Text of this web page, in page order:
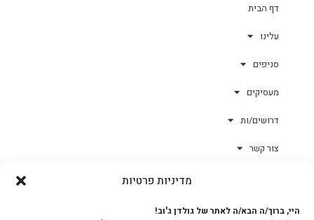
מדיניות פרטיות
היי, ברוך/ה הבא/ה לאתר של גולדן ג'וב!
דף הבית
עלינו
סניפים
מעסיקים
דרושים/ות
צור קשר